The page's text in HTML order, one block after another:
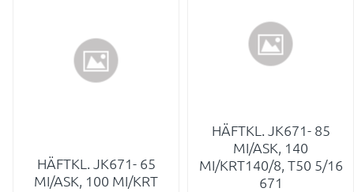
HÄFTKL. JK671- 65
MI/ASK, 100 MI/KRT
HÄFTKL. JK671- 85
MI/ASK, 140
MI/KRT140/8, T50 5/16
671